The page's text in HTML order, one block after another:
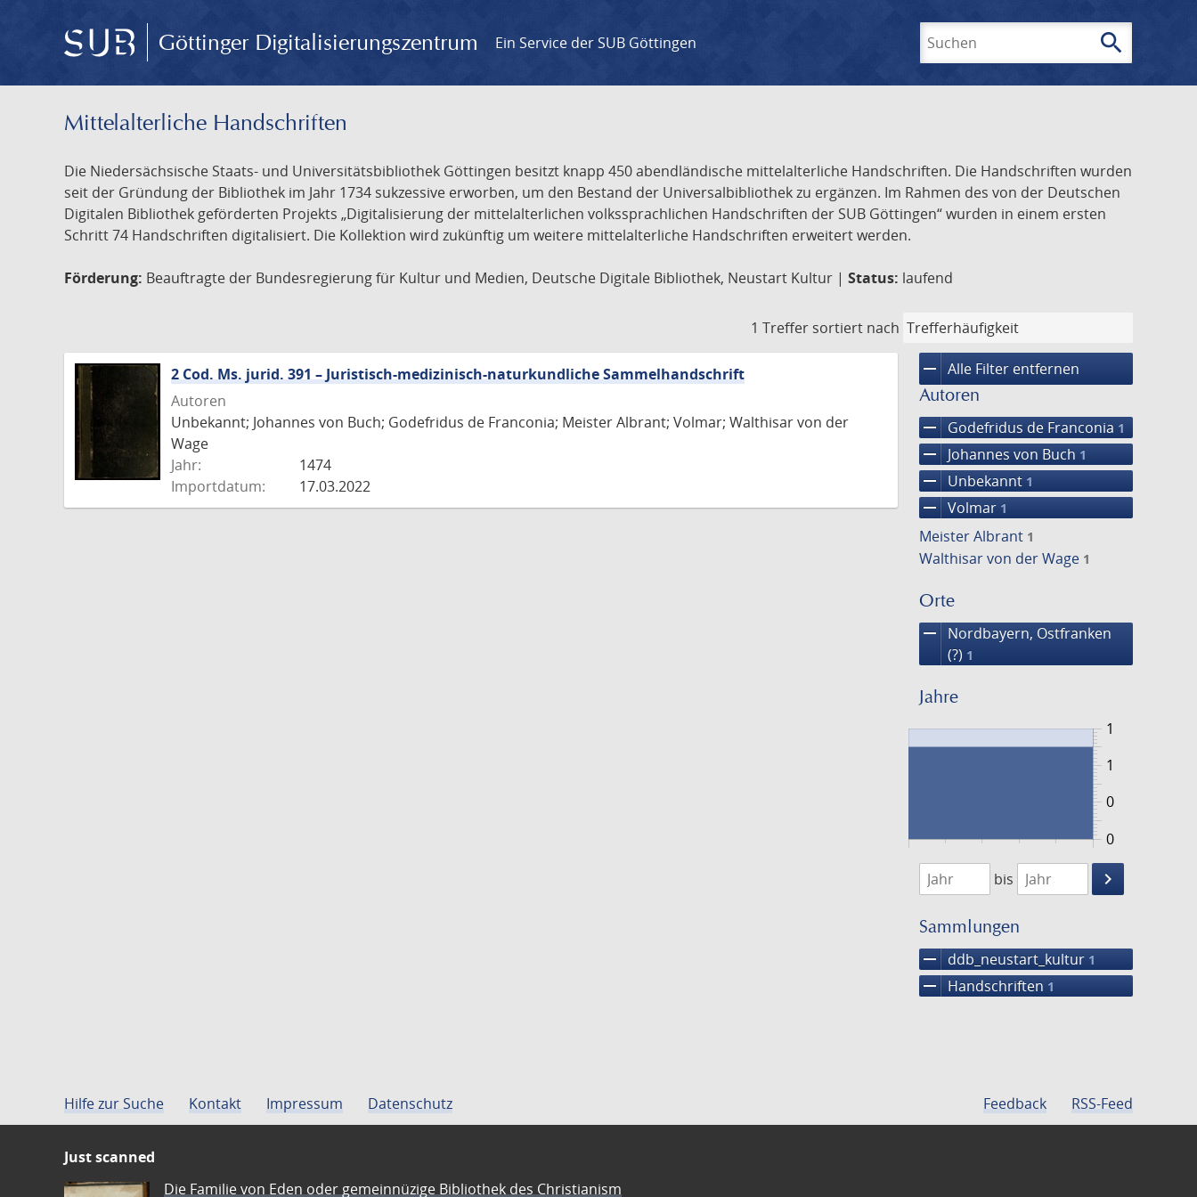
Göttinger Digitalisierungszentrum Ein Service der SUB Göttingen search
Mittelalterliche Handschriften
Die Niedersächsische Staats- und Universitätsbibliothek Göttingen besitzt knapp 450 abendländische mittelalterliche Handschriften. Die Handschriften wurden
seit der Gründung der Bibliothek im Jahr 1734 sukzessive erworben, um den Bestand der Universalbibliothek zu ergänzen. Im Rahmen des von der Deutschen
Digitalen Bibliothek geförderten Projekts „Digitalisierung der mittelalterlichen volkssprachlichen Handschriften der SUB Göttingen“ wurden in einem ersten
Schritt 74 Handschriften digitalisiert. Die Kollektion wird zukünftig um weitere mittelalterliche Handschriften erweitert werden.
Förderung: Beauftragte der Bundesregierung für Kultur und Medien, Deutsche Digitale Bibliothek, Neustart Kultur | Status: laufend
1 Treffer sortiert nach
remove Alle Filter entfernen
Autoren
remove Godefridus de Franconia 1
remove Johannes von Buch 1
remove Unbekannt 1
remove Volmar 1
Meister Albrant 1
Walthisar von der Wage 1
Orte
remove
Nordbayern, Ostfranken
(?) 1
Jahre
0
1
0
1
1474
1475
bis
keyboard_arrow_right
Suche
Sammlungen
remove ddb_neustart_kultur 1
remove Handschriften 1
2 Cod. Ms. jurid. 391 – Juristisch-medizinisch-naturkundliche Sammelhandschrift
Autoren
Unbekannt; Johannes von Buch; Godefridus de Franconia; Meister Albrant; Volmar; Walthisar von der
Wage
Jahr:
1474
Importdatum:
17.03.2022
Hilfe zur Suche Kontakt Impressum Datenschutz Feedback RSS-Feed
Just scanned
Die Familie von Eden oder gemeinnüzige Bibliothek des Christianism